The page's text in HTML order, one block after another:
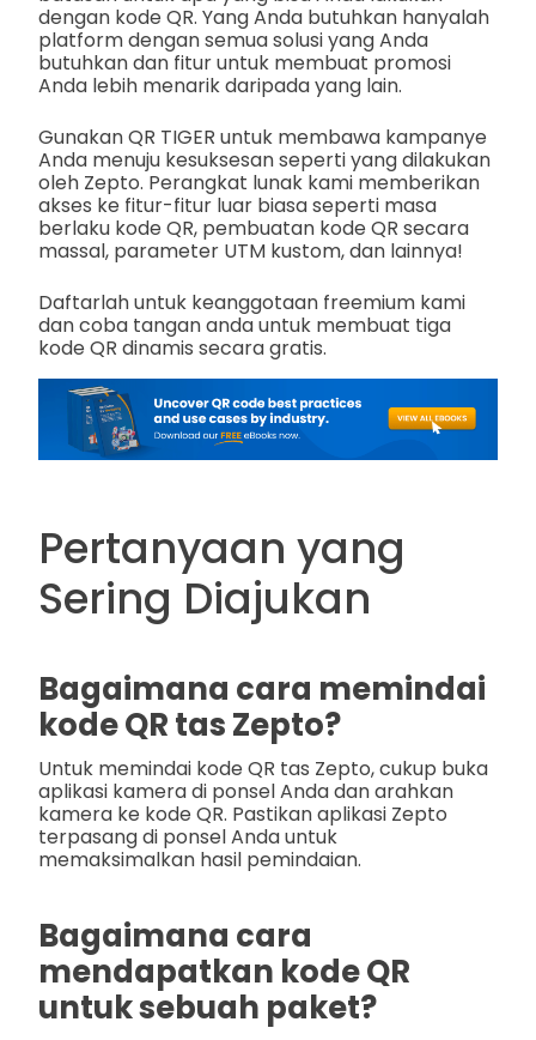
dengan kode QR. Yang Anda butuhkan hanyalah
platform dengan semua solusi yang Anda
butuhkan dan fitur untuk membuat promosi
Anda lebih menarik daripada yang lain.
Gunakan QR TIGER untuk membawa kampanye
Anda menuju kesuksesan seperti yang dilakukan
oleh Zepto. Perangkat lunak kami memberikan
akses ke fitur-fitur luar biasa seperti masa
berlaku kode QR, pembuatan kode QR secara
massal, parameter UTM kustom, dan lainnya!
Daftarlah untuk keanggotaan freemium kami
dan coba tangan anda untuk membuat tiga
kode QR dinamis secara gratis.
Pertanyaan yang
Sering Diajukan
Bagaimana cara memindai
kode QR tas Zepto?
Untuk memindai kode QR tas Zepto, cukup buka
aplikasi kamera di ponsel Anda dan arahkan
kamera ke kode QR. Pastikan aplikasi Zepto
terpasang di ponsel Anda untuk
memaksimalkan hasil pemindaian.
Bagaimana cara
mendapatkan kode QR
untuk sebuah paket?